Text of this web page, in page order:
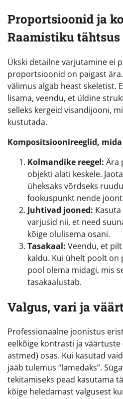
Proportsioonid ja
Raamistiku tähtsus
Ükski detailne varjutamine ei
proportsioonid on paigast
välimus algab heast skeletist.
lisama, veendu, et üldine
selleks kergeid visandijooni,
kustutada.
Kompositsioonireeglid,
Kolmandike reegel: Ära
objekti alati keskele.
üheksaks võrdseks
fookuspunkt nende
Juhtivad jooned:
varjusid nii, et need
kõige olulisema osani.
Tasakaal: Veendu, et
kaldu. Kui ühelt poolt on
pool olema midagi, mis
tasakaalustab.
Valgus, vari ja
Professionaalne joonistus
eelkõige kontrasti ja
astmed) osas. Kui kasutad
jääb tulemus “lamedaks”.
tekitamiseks pead kasutama
kõige heledamast valgusest